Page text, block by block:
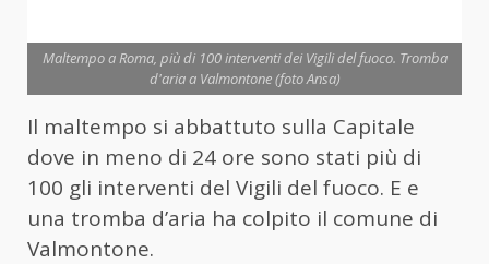
Maltempo a Roma, più di 100 interventi dei Vigili del fuoco. Tromba
d'aria a Valmontone (foto Ansa)
Il maltempo si abbattuto sulla Capitale
dove in meno di 24 ore sono stati più di
100 gli interventi del Vigili del fuoco. E e
una tromba d’aria ha colpito il comune di
Valmontone.